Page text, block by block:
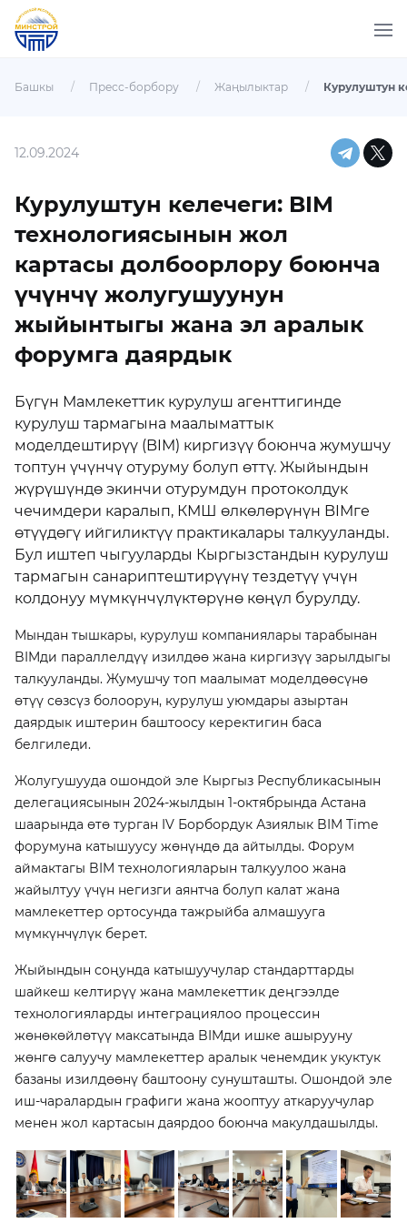
Башкы / Пресс-борбору / Жаңылыктар /
12.09.2024
Курулуштун келечеги: BIM
технологиясынын жол
картасы долбоорлору боюнча
үчүнчү жолугушуунун
жыйынтыгы жана эл аралык
форумга даярдык
Бүгүн Мамлекеттик курулуш агенттигинде
курулуш тармагына маалыматтык
моделдештирүү (BIM) киргизүү боюнча жумушчу
топтун үчүнчү отуруму болуп өттү. Жыйындын
жүрүшүндө экинчи отурумдун протоколдук
чечимдери каралып, КМШ өлкөлөрүнүн BIMге
өтүүдөгү ийгиликтүү практикалары талкууланды.
Бул иштеп чыгууларды Кыргызстандын курулуш
тармагын санариптештирүүнү тездетүү үчүн
колдонуу мүмкүнчүлүктөрүнө көңүл бурулду.
Мындан тышкары, курулуш компаниялары тарабынан
BIMди параллелдүү изилдөө жана киргизүү зарылдыгы
талкууланды. Жумушчу топ маалымат моделдөөсүнө
өтүү сөзсүз болоорун, курулуш уюмдары азыртан
даярдык иштерин баштоосу керектигин баса
белгиледи.
Жолугушууда ошондой эле Кыргыз Республикасынын
делегациясынын 2024-жылдын 1-октябрында Астана
шаарында өтө турган IV Борбордук Азиялык BIM Time
форумуна катышуусу жөнүндө да айтылды. Форум
аймактагы BIM технологияларын талкуулоо жана
жайылтуу үчүн негизги аянтча болуп калат жана
мамлекеттер ортосунда тажрыйба алмашууга
мүмкүнчүлүк берет.
Жыйындын соңунда катышуучулар стандарттарды
шайкеш келтирүү жана мамлекеттик деңгээлде
технологияларды интеграциялоо процессин
жөнөкөйлөтүү максатында BIMди ишке ашырууну
жөнгө салуучу мамлекеттер аралык ченемдик укуктук
базаны изилдөөнү баштоону сунушташты. Ошондой эле
иш-чаралардын графиги жана жооптуу аткаруучулар
менен жол картасын даярдоо боюнча макулдашылды.